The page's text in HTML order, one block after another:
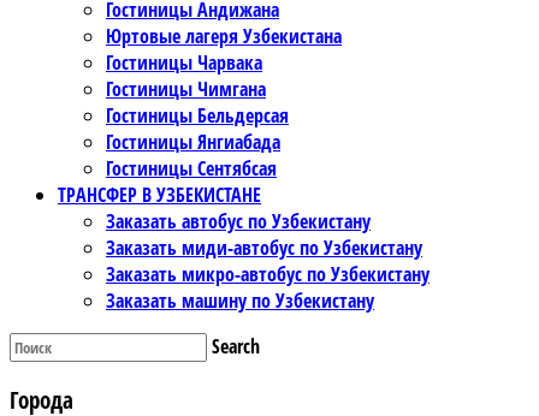
Гостиницы Андижана
Юртовые лагеря Узбекистана
Гостиницы Чарвака
Гостиницы Чимгана
Гостиницы Бельдерсая
Гостиницы Янгиабада
Гостиницы Сентябсая
ТРАНСФЕР В УЗБЕКИСТАНЕ
Заказать автобус по Узбекистану
Заказать миди-автобус по Узбекистану
Заказать микро-автобус по Узбекистану
Заказать машину по Узбекистану
Search
Города